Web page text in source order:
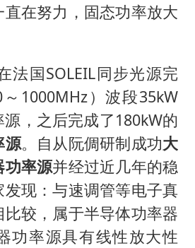
在努力，固态功率放大
法国SOLEIL同步光源完
1000MHz）波段35kW
，之后完成了180kW的
源。自从阮倜研制成功大
功率源并经过近几年的稳
现：与速调管等电子真
较，属于半导体功率器
功率源具有线性放大性